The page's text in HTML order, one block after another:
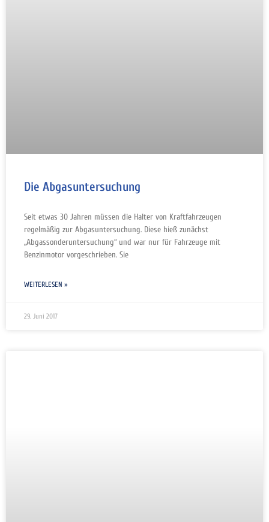
Die Abgasuntersuchung
Seit etwas 30 Jahren müssen die Halter von Kraftfahrzeugen
regelmäßig zur Abgasuntersuchung. Diese hieß zunächst
„Abgassonderuntersuchung“ und war nur für Fahrzeuge mit
Benzinmotor vorgeschrieben. Sie
WEITERLESEN »
29. Juni 2017